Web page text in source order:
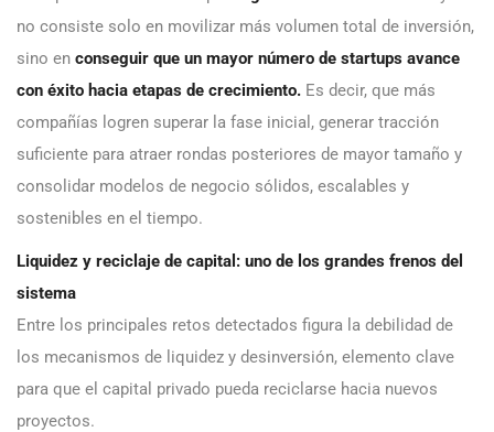
no consiste solo en movilizar más volumen total de inversión,
sino en conseguir que un mayor número de startups avance
con éxito hacia etapas de crecimiento. Es decir, que más
compañías logren superar la fase inicial, generar tracción
suficiente para atraer rondas posteriores de mayor tamaño y
consolidar modelos de negocio sólidos, escalables y
sostenibles en el tiempo.
Liquidez y reciclaje de capital: uno de los grandes frenos del
sistema
Entre los principales retos detectados figura la debilidad de
los mecanismos de liquidez y desinversión, elemento clave
para que el capital privado pueda reciclarse hacia nuevos
proyectos.